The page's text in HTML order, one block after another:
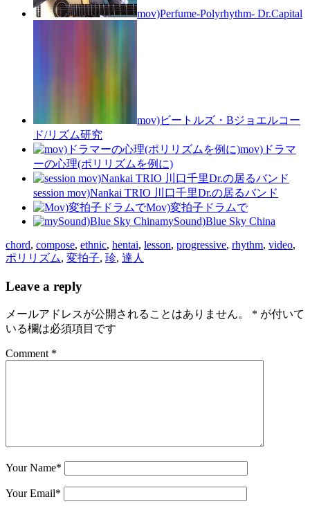
mov)Perfume-Polyrhythm- Dr.Capital
mov)ビートルズ・Bジョエルコー
ド/リズム研究
mov)ドラマ
ーの心理(ポリリズムを例に)
session mov)Nankai TRIO 川口千里Dr.の居るバンド
Mov)変拍子ドラムで
mySound)Blue Sky China
chord, compose, ethnic, hentai, lesson, progressive, rhythm, video,
ポリリズム, 変拍子, 珍, 達人
Leave a reply
メールアドレスが公開されることはありません。 * が付いて
いる欄は必須項目です
Comment *
Your Name*
Your Email*